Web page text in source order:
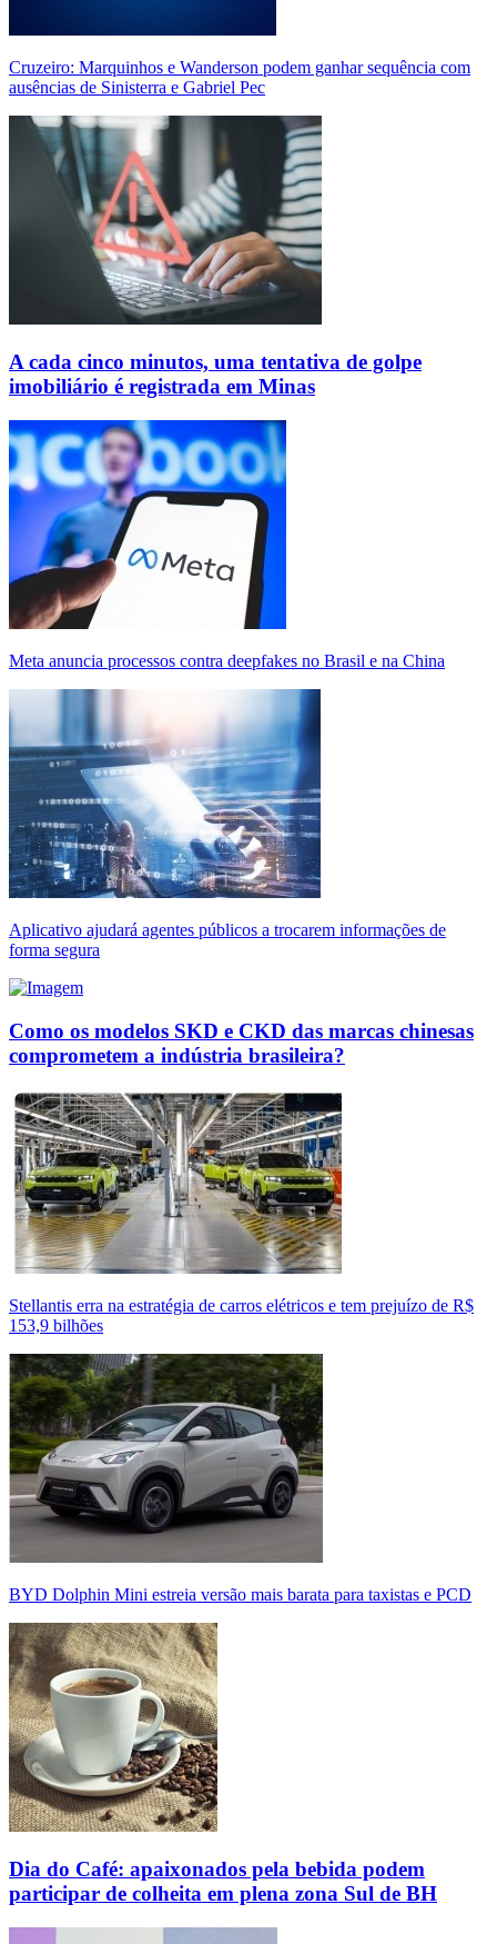
Cruzeiro: Marquinhos e Wanderson podem ganhar sequência com
ausências de Sinisterra e Gabriel Pec
A cada cinco minutos, uma tentativa de golpe
imobiliário é registrada em Minas
Meta anuncia processos contra deepfakes no Brasil e na China
Aplicativo ajudará agentes públicos a trocarem informações de
forma segura
Como os modelos SKD e CKD das marcas chinesas
comprometem a indústria brasileira?
Stellantis erra na estratégia de carros elétricos e tem prejuízo de R$
153,9 bilhões
BYD Dolphin Mini estreia versão mais barata para taxistas e PCD
Dia do Café: apaixonados pela bebida podem
participar de colheita em plena zona Sul de BH